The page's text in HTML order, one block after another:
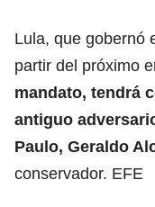
Lula, que gobernó
partir del próximo
mandato, tendrá
antiguo
Paulo, Geraldo
conservador. EFE